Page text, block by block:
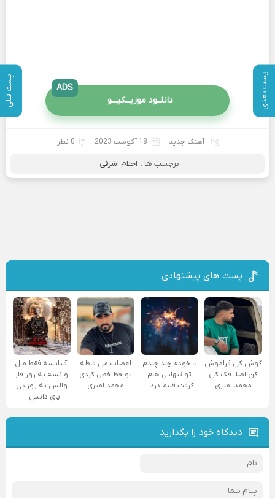
پست بعدی پست قبلی دانلــود موزیــکیـــو
ADS
آهنگ جدید 18 آگوست 2023 0 نظر
برچسب ها : احلام اشرفی
پست های پیشنهادی
گوش کن فراموش
کن اصلا فک کن
محمد امیری
با خودم چند چندم
تو تنهایی هام
گرفت قلبم درد –
اعصاب من قاطه
تو خط خطی کردی
محمد امیری
آفیانسه فقط مال
وانسه یه روز فاز
والس یه روزایی
پای دانس –
دیدگاه خود را بگذارید